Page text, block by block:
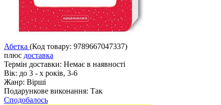
Абетка (Код товару: 9789667047337)
плюс доставка
Термін доставки: Немає в наявності
Вік: до 3 - х років, 3-6
Жанр: Вірші
Подарункове виконання: Так
Сподобалось